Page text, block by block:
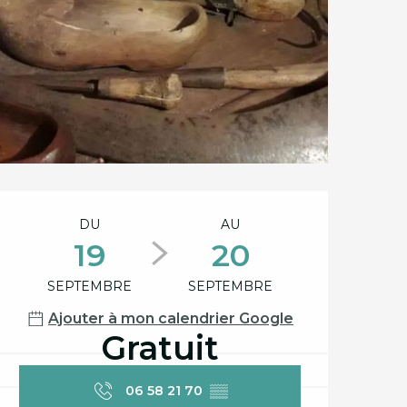
et
DU
19
SEPTEMBRE
AU
20
SEPTEMBRE
Ajouter à mon calendrier Google
Gratuit
06 58 21 70 ▒▒